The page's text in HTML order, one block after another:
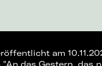
am